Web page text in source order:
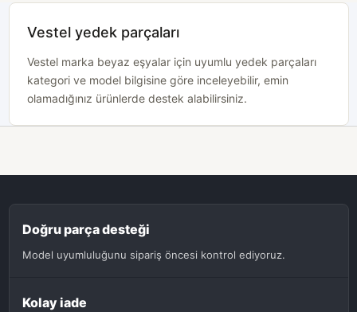
Vestel yedek parçaları
Vestel marka beyaz eşyalar için uyumlu yedek parçaları
kategori ve model bilgisine göre inceleyebilir, emin
olamadığınız ürünlerde destek alabilirsiniz.
Doğru parça desteği
Model uyumluluğunu sipariş öncesi kontrol ediyoruz.
Kolay iade